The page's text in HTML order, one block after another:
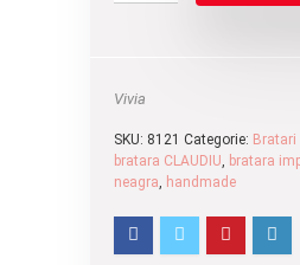
Vivia
SKU: 8121 Categorie:
bratara CLAUDIU, bratara
neagra, handmade